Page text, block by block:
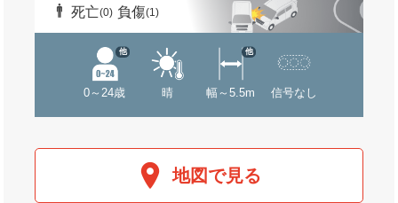
死亡(0) 負傷(1)
0～24歳
他
晴 幅～5.5m
他
信号なし
地図で見る